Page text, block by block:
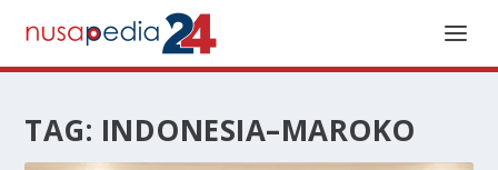
TAG: INDONESIA–MAROKO